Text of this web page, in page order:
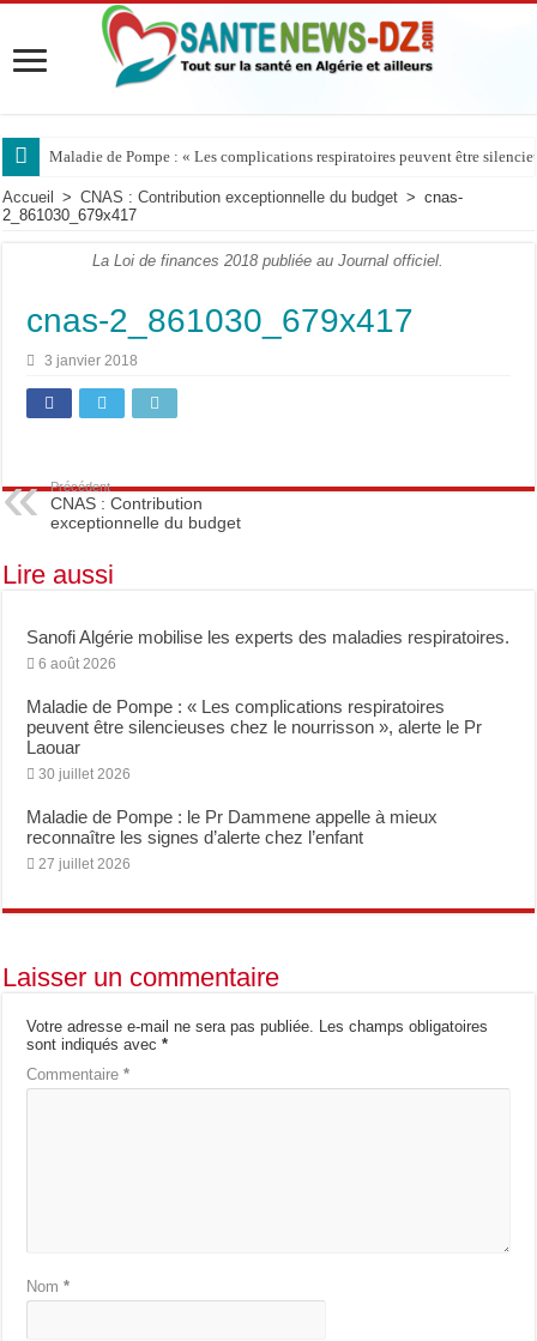
Maladie de Pompe : « Les complications respiratoires peuvent être
Accueil > CNAS : Contribution exceptionnelle du budget > cnas-
2_861030_679x417
La Loi de finances 2018 publiée au Journal officiel.
cnas-2_861030_679x417
3 janvier 2018
Précédent
CNAS : Contribution
exceptionnelle du budget
Lire aussi
Sanofi Algérie mobilise les experts des maladies respiratoires.
6 août 2026
Maladie de Pompe : « Les complications respiratoires
peuvent être silencieuses chez le nourrisson », alerte le Pr
Laouar
30 juillet 2026
Maladie de Pompe : le Pr Dammene appelle à mieux
reconnaître les signes d’alerte chez l’enfant
27 juillet 2026
Laisser un commentaire
Votre adresse e-mail ne sera pas publiée. Les champs obligatoires
sont indiqués avec*
Commentaire*
Nom*